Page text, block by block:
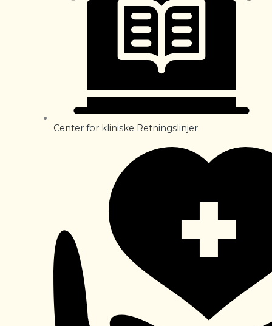
Center for kliniske Retningslinjer